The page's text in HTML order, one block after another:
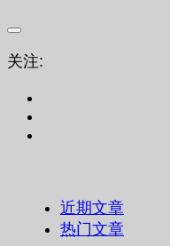
关注:
近期文章
热门文章